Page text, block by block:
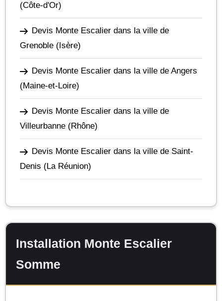
(Côte-d'Or)
Devis Monte Escalier dans la ville de
Grenoble (Isère)
Devis Monte Escalier dans la ville de Angers
(Maine-et-Loire)
Devis Monte Escalier dans la ville de
Villeurbanne (Rhône)
Devis Monte Escalier dans la ville de Saint-
Denis (La Réunion)
Installation Monte Escalier
Somme